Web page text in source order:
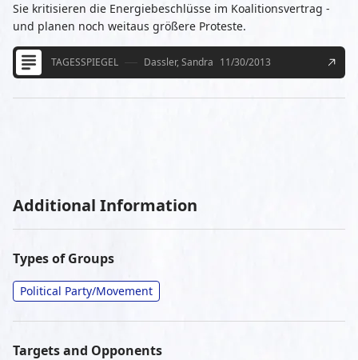
Sie kritisieren die Energiebeschlüsse im Koalitionsvertrag -
und planen noch weitaus größere Proteste.
TAGESSPIEGEL Dassler, Sandra 11/30/2013
Additional Information
Types of Groups
Political Party/Movement
Targets and Opponents